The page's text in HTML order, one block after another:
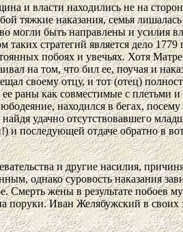
и власти находились не на
тяжкие наказания, семья
могли быть направлены и усилия
стратегий является дело
побоях и увечьях. Хотя
на том, что бил ее, поучая и
своему отцу, и тот (отец)
раны как совместимые с
находился в бегах, посему
удачно отсутствовавшего
последующей отдаче обратно в
и другие насилия,
однако суровость наказания
Смерть жены в результате
поруки. Иван Желябужский в